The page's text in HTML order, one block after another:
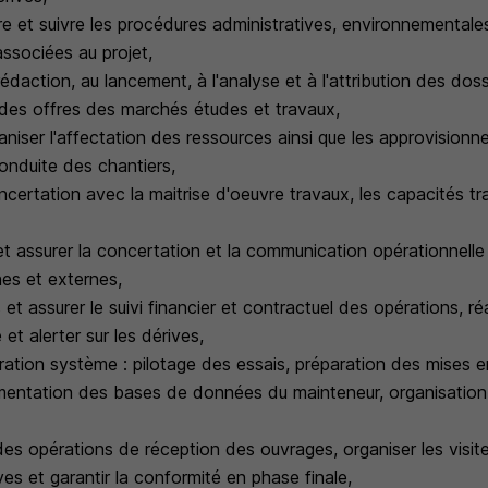
et suivre les procédures administratives,
au projet,
au lancement, à l'analyse et à l'attribution des
offres des marchés études et travaux,
l'affectation des ressources ainsi que les
des chantiers,
avec la maitrise d'oeuvre travaux, les capacités
assurer la concertation et la communication
et externes,
assurer le suivi financier et contractuel des opérations,
et alerter sur les dérives,
système : pilotage des essais, préparation des mises
des bases de données du mainteneur,
opérations de réception des ouvrages, organiser les
et garantir la conformité en phase finale,